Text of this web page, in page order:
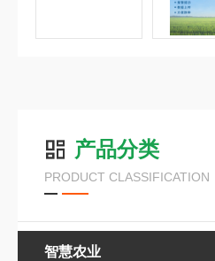
产品分类
PRODUCT CLASSIFICATION
智慧农业